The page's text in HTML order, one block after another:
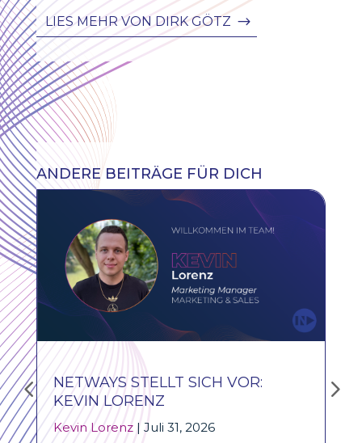
LIES MEHR VON DIRK GÖTZ
ANDERE BEITRÄGE FÜR DICH
NETWAYS STELLT SICH VOR:
KEVIN LORENZ
Kevin Lorenz | Juli 31, 2026